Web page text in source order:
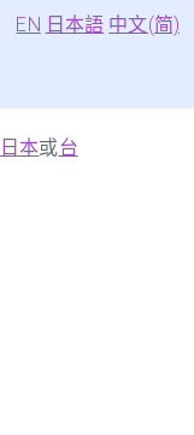
EN 日本語 中文(简)
日本或台